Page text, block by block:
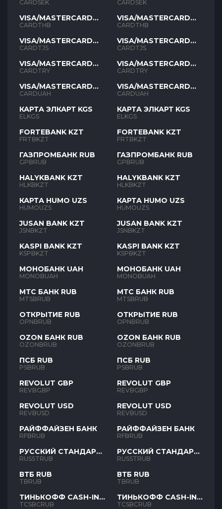
SEK
CARDSEK
VISA/MASTERCARD
THB
CARDTHB
VISA/MASTERCARD
TJS
CARDTJS
VISA/MASTERCARD
TYR
CARDTRY
VISA/MASTERCARD
UAH
CARDUAH
КАРТА ЭЛКАРТ KGS
ELKGS
FORTEBANK KZT
FRTBKZT
ГАЗПРОМБАНК RUB
GPBRUB
HALYKBANK KZT
HLKBKZT
КАРТА HUMO UZS
HUMOUZS
JUSAN BANK KZT
JSNBKZT
KASPI BANK KZT
KSPBKZT
МОНОБАНК UAH
MONOBUAH
МТС БАНК RUB
MTSBRUB
ОТКРЫТИЕ RUB
OPNBRUB
OZON БАНК RUB
OZONBRUB
ПСБ RUB
PSBRUB
REVOLUT GBP
REVBGBP
REVOLUT USD
REVBUSD
РАЙФФАЙЗЕН БАНК
RFBRUB
РУССКИЙ СТАНДАРТ
RUB
RUSSTRUB
ВТБ RUB
TBRUB
ТИНЬКОФФ CASH-IN
RUB
TCSBCRUB
SEK
CARDSEK
VISA/MASTERCARD
THB
CARDTHB
VISA/MASTERCARD
TJS
CARDTJS
VISA/MASTERCARD
TYR
CARDTRY
VISA/MASTERCARD
UAH
CARDUAH
КАРТА ЭЛКАРТ KGS
ELKGS
FORTEBANK KZT
FRTBKZT
ГАЗПРОМБАНК RUB
GPBRUB
HALYKBANK KZT
HLKBKZT
КАРТА HUMO UZS
HUMOUZS
JUSAN BANK KZT
JSNBKZT
KASPI BANK KZT
KSPBKZT
МОНОБАНК UAH
MONOBUAH
МТС БАНК RUB
MTSBRUB
ОТКРЫТИЕ RUB
OPNBRUB
OZON БАНК RUB
OZONBRUB
ПСБ RUB
PSBRUB
REVOLUT GBP
REVBGBP
REVOLUT USD
REVBUSD
РАЙФФАЙЗЕН БАНК
RFBRUB
РУССКИЙ СТАНДАРТ
RUB
RUSSTRUB
ВТБ RUB
TBRUB
ТИНЬКОФФ CASH-IN
RUB
TCSBCRUB